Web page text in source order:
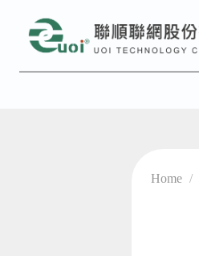
Home /